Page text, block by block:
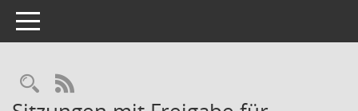
Toggle navigation
Rechercheauswahl
RSS-Feed